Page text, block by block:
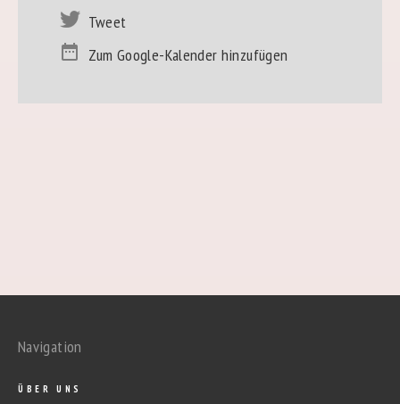
Tweet
Zum Google-Kalender hinzufügen
Navigation
ÜBER UNS